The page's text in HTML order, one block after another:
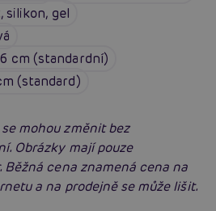
silikon, gel
cm (standardní)
(standard)
mohou změnit bez
Obrázky mají pouze
cena znamená cena na
a na prodejně se může lišit.